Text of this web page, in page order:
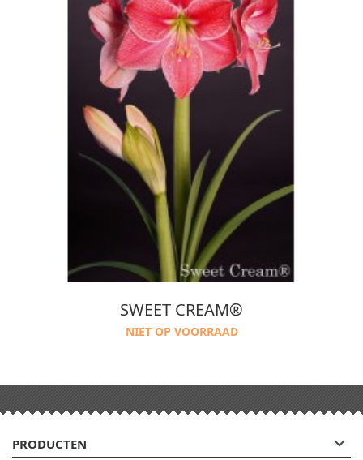
SWEET CREAM®
NIET OP VOORRAAD
PRODUCTEN 